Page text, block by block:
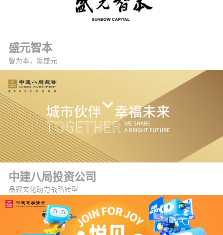
盛元智本
智为本，赢盛元
中建八局投资公司
品牌文化助力战略转型